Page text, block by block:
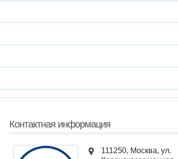
Контактная информация
111250, Москва, ул.